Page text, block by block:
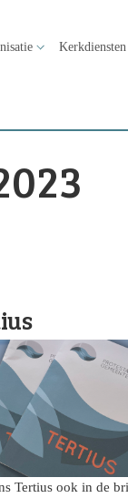
Kerkdiensten
Tertius ook in de